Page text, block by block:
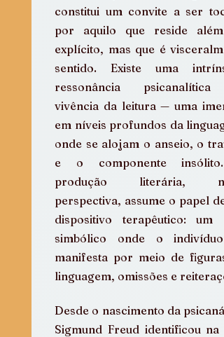
constitui um convite a ser
por aquilo que reside além
explícito, mas que é
sentido. Existe uma
ressonância psicanalítica
vivência da leitura — uma
em níveis profundos da
onde se alojam o anseio, o
e o componente
produção literária,
perspectiva, assume o papel de
dispositivo terapêutico: um
simbólico onde o indivíduo
manifesta por meio de
linguagem, omissões e
Desde o nascimento da
Sigmund Freud identificou na